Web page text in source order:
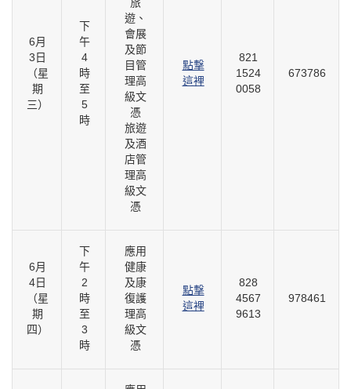
6月
3日
（星
期
三）
下
午
4
時
至
5
時
遊、
會展
及節
目管
理高
級文
憑
旅遊
及酒
店管
理高
級文
憑
點撃
這裡
821
1524
0058
673786
6月
4日
（星
期
四）
下
午
2
時
至
3
時
應用
健康
及康
復護
理高
級文
憑
點撃
這裡
828
4567
9613
978461